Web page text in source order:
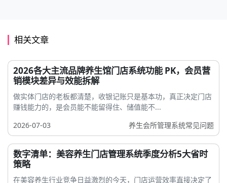
相关文章
2026各大主流品牌养生馆门店系统功能 PK，会员营
销模块差异与效能拆解
做实体门店的老板都清楚，收银记账只是基本功，真正决定门店
赚钱能力的，是会员能不能留得住、储值能不...
2026-07-03
养生会所管理系统常见问题
数字清单：美容养生门店管理系统季度分析5大省时
策略
在美容养生行业竞争日益激烈的今天，门店运营效率直接决定了